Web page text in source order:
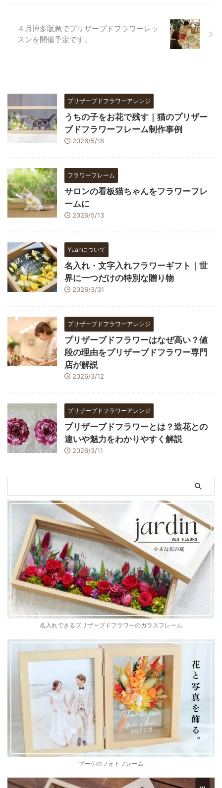
４月博多阪急でプリザーブドフラワーレッ
スンを開催予定です。
プリザーブドフラワーアレンジ
うちの子をお花で残す｜猫のプリザー
ブドフラワーフレーム制作事例
2026/5/18
フラワーフレーム
サロンの看板猫ちゃんをフラワーフレ
ームに
2026/5/13
Yuanについて
名入れ・文字入れフラワーギフト｜世
界に一つだけの特別な贈り物
2026/3/31
プリザーブドフラワーアレンジ
プリザーブドフラワーはなぜ高い？値
段の理由をプリザーブドフラワー専門
店が解説
2026/3/12
プリザーブドフラワーアレンジ
プリザーブドフラワーとは？造花との
違いや魅力をわかりやすく解説
2026/3/11
名入れできるプリザーブドフラワーのガラスフレーム
ブーケのフォトフレーム